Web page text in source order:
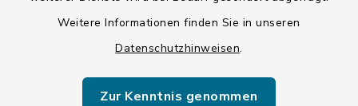
Weitere Informationen finden Sie in unseren
Datenschutzhinweisen.
Zur Kenntnis genommen
Datenschutz